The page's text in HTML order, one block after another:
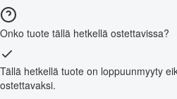
Onko tuote tällä hetkellä ostettavissa?
Tällä hetkellä tuote on loppuunmyyty
ostettavaksi.